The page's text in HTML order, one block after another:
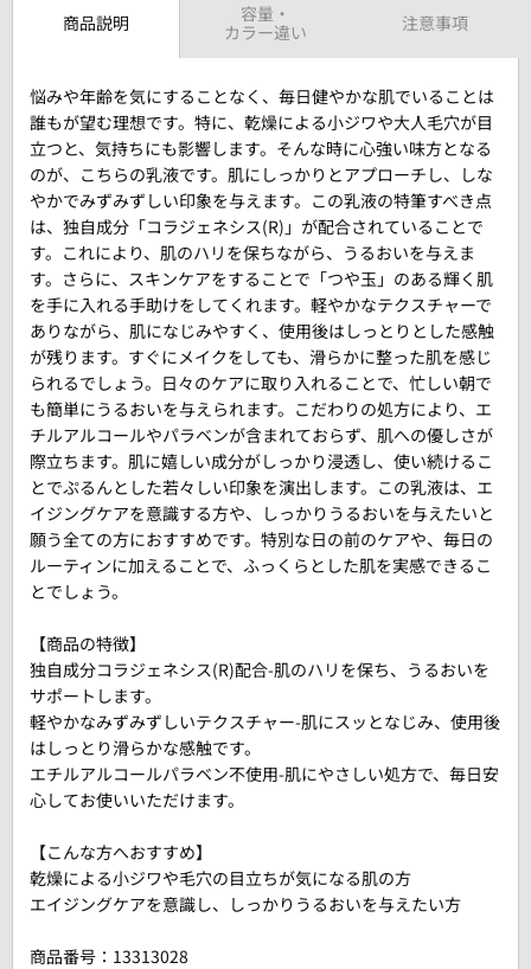
商品説明
容量・
カラー違い
注意事項
悩みや年齢を気にすることなく、毎日健やかな肌でいることは
誰もが望む理想です。特に、乾燥による小ジワや大人毛穴が目
立つと、気持ちにも影響します。そんな時に心強い味方となる
のが、こちらの乳液です。肌にしっかりとアプローチし、しな
やかでみずみずしい印象を与えます。この乳液の特筆すべき点
は、独自成分「コラジェネシス(R)」が配合されていることで
す。これにより、肌のハリを保ちながら、うるおいを与えま
す。さらに、スキンケアをすることで「つや玉」のある輝く肌
を手に入れる手助けをしてくれます。軽やかなテクスチャーで
ありながら、肌になじみやすく、使用後はしっとりとした感触
が残ります。すぐにメイクをしても、滑らかに整った肌を感じ
られるでしょう。日々のケアに取り入れることで、忙しい朝で
も簡単にうるおいを与えられます。こだわりの処方により、エ
チルアルコールやパラベンが含まれておらず、肌への優しさが
際立ちます。肌に嬉しい成分がしっかり浸透し、使い続けるこ
とでぷるんとした若々しい印象を演出します。この乳液は、エ
イジングケアを意識する方や、しっかりうるおいを与えたいと
願う全ての方におすすめです。特別な日の前のケアや、毎日の
ルーティンに加えることで、ふっくらとした肌を実感できるこ
とでしょう。
【商品の特徴】
独自成分コラジェネシス(R)配合-肌のハリを保ち、うるおいを
サポートします。
軽やかなみずみずしいテクスチャー-肌にスッとなじみ、使用後
はしっとり滑らかな感触です。
エチルアルコールパラベン不使用-肌にやさしい処方で、毎日安
心してお使いいただけます。
【こんな方へおすすめ】
乾燥による小ジワや毛穴の目立ちが気になる肌の方
エイジングケアを意識し、しっかりうるおいを与えたい方
商品番号： 13313028